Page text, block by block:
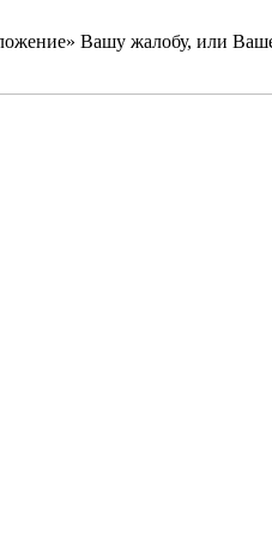
Вашу жалобу, или